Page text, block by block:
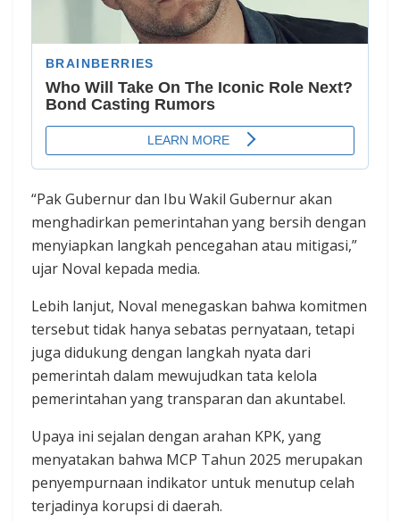
“Pak Gubernur dan Ibu Wakil Gubernur akan
menghadirkan pemerintahan yang bersih dengan
menyiapkan langkah pencegahan atau mitigasi,”
ujar Noval kepada media.
Lebih lanjut, Noval menegaskan bahwa komitmen
tersebut tidak hanya sebatas pernyataan, tetapi
juga didukung dengan langkah nyata dari
pemerintah dalam mewujudkan tata kelola
pemerintahan yang transparan dan akuntabel.
Upaya ini sejalan dengan arahan KPK, yang
menyatakan bahwa MCP Tahun 2025 merupakan
penyempurnaan indikator untuk menutup celah
terjadinya korupsi di daerah.